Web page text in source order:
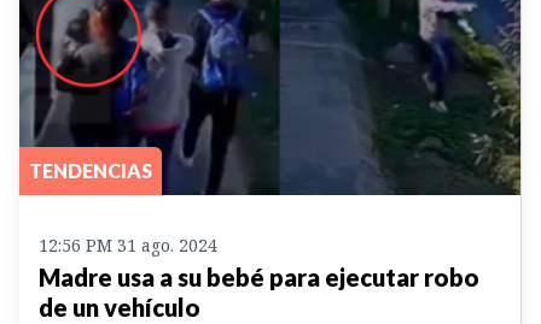
TENDENCIAS
12:56 PM 31 ago. 2024
Madre usa a su bebé para ejecutar robo
de un vehículo